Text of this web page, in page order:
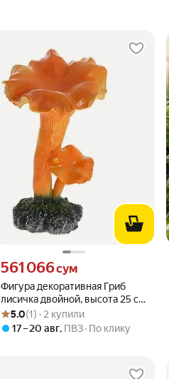
Фигура декоративная Гриб
лисичка двойной, высота 25 см
KSMR-123236/F012
Цена 561066 сум вместо
561 066сум
Рейтинг товара: 5.0 из 5
Оценок: (1) · 2 купили
5.0(1) · 2 купили
17 – 20 авг, ПВЗ По клику